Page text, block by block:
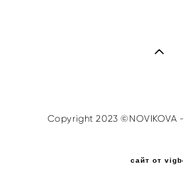
Copyright 2023 ©NOVIKOVA
сайт от